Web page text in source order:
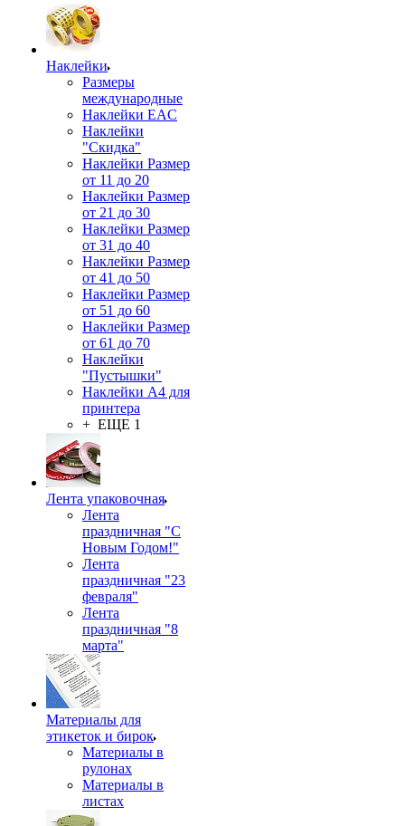
Наклейки
Размеры
международные
Наклейки EAC
Наклейки
"Скидка"
Наклейки Размер
от 11 до 20
Наклейки Размер
от 21 до 30
Наклейки Размер
от 31 до 40
Наклейки Размер
от 41 до 50
Наклейки Размер
от 51 до 60
Наклейки Размер
от 61 до 70
Наклейки
"Пустышки"
Наклейки А4 для
принтера
+ ЕЩЕ 1
Лента упаковочная
Лента
праздничная "С
Новым Годом!"
Лента
праздничная "23
февраля"
Лента
праздничная "8
марта"
Материалы для
этикеток и бирок
Материалы в
рулонах
Материалы в
листах